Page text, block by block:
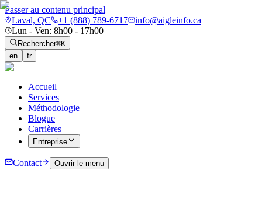
Passer au contenu principal
Laval, QC
+1 (888) 789-6717
info@aigleinfo.ca
Lun - Ven: 8h00 - 17h00
Rechercher⌘K
en
fr
Accueil
Services
Méthodologie
Blogue
Carrières
Entreprise
Contact Ouvrir le menu
Actualités